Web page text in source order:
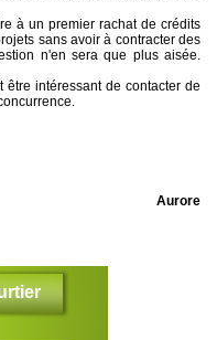
à un premier rachat de crédits
sans avoir à contracter des
n'en sera que plus aisée.
intéressant de contacter de
Aurore